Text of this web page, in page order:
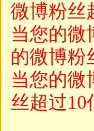
微博粉丝
当您的微
的微博粉
当您的微
丝超过